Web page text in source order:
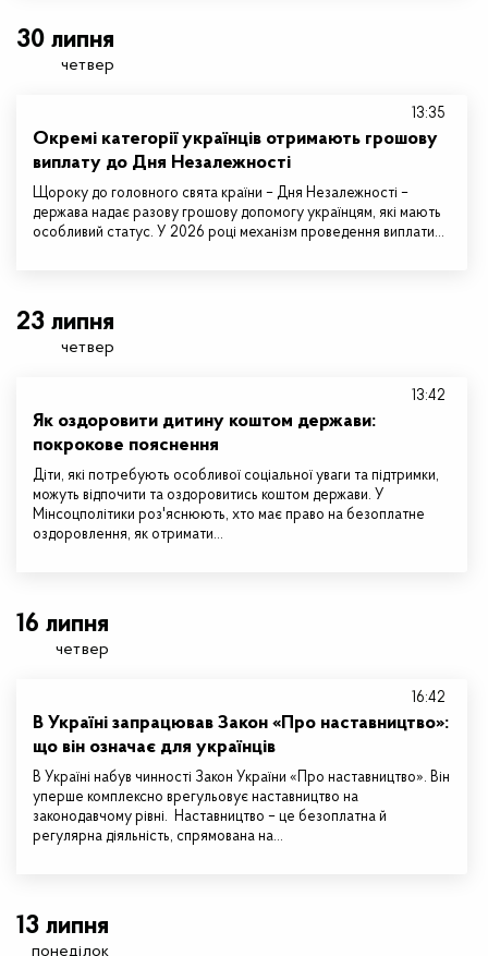
30 липня
четвер
Окремі категорії українців отримають грошову
виплату до Дня Незалежності
Щороку до головного свята країни – Дня Незалежності –
держава надає разову грошову допомогу українцям, які мають
особливий статус. У 2026 році механізм проведення виплати…
13:35
23 липня
четвер
Як оздоровити дитину коштом держави:
покрокове пояснення
Діти, які потребують особливої соціальної уваги та підтримки,
можуть відпочити та оздоровитись коштом держави. У
Мінсоцполітики роз'яснюють, хто має право на безоплатне
оздоровлення, як отримати…
13:42
16 липня
четвер
В Україні запрацював Закон «Про наставництво»:
що він означає для українців
В Україні набув чинності Закон України «Про наставництво». Він
уперше комплексно врегульовує наставництво на
законодавчому рівні. Наставництво – це безоплатна й
регулярна діяльність, спрямована на…
16:42
13 липня
понеділок